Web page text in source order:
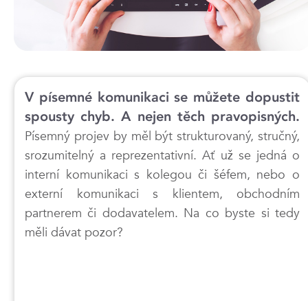
V písemné komunikaci se můžete dopustit
spousty chyb. A nejen těch pravopisných.
Písemný projev by měl být strukturovaný, stručný,
srozumitelný a reprezentativní. Ať už se jedná o
interní komunikaci s kolegou či šéfem, nebo o
externí komunikaci s klientem, obchodním
partnerem či dodavatelem. Na co byste si tedy
měli dávat pozor?